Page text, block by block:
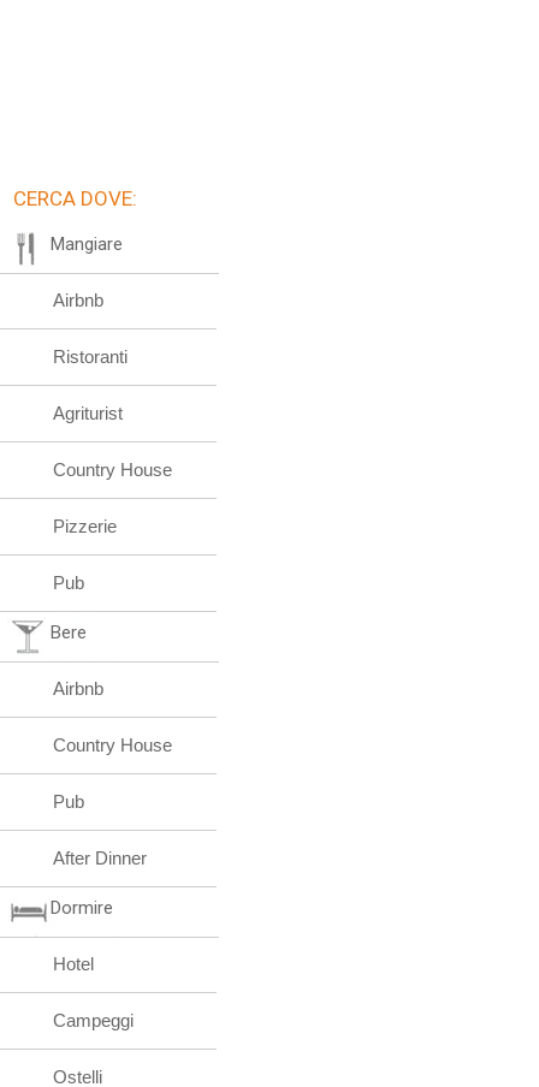
CERCA DOVE:
Mangiare
Airbnb
Ristoranti
Agriturist
Country House
Pizzerie
Pub
Bere
Airbnb
Country House
Pub
After Dinner
Dormire
Hotel
Campeggi
Ostelli